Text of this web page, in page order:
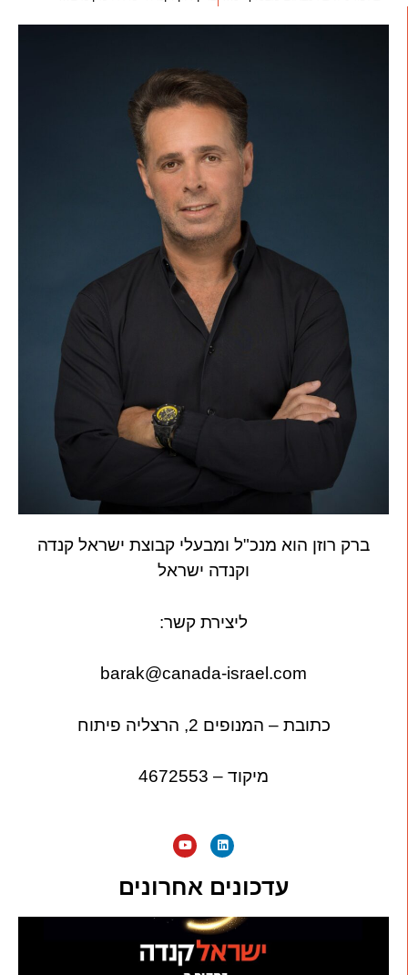
ברק רוזן הוא מנכ"ל ומבעלי קבוצת ישראל קנדה
וקנדה ישראל
ליצירת קשר:
barak@canada-israel.com
כתובת – המנופים 2, הרצליה פיתוח
מיקוד – 4672553
עדכונים אחרונים